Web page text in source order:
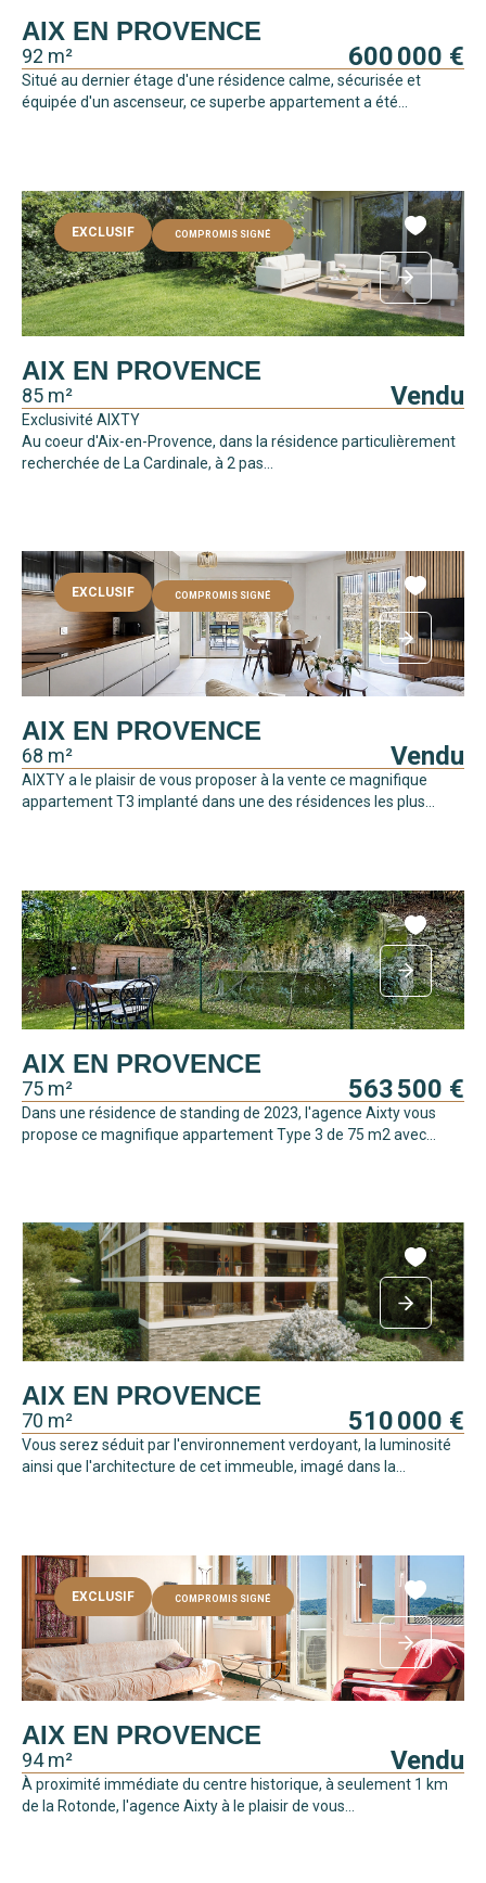
AIX EN PROVENCE
92 m² 600 000 €
Situé au dernier étage d'une résidence calme, sécurisée et
équipée d'un ascenseur, ce superbe appartement a été...
EXCLUSIF COMPROMIS SIGNÉ
AIX EN PROVENCE
85 m² Vendu
Exclusivité AIXTY
Au coeur d'Aix-en-Provence, dans la résidence particulièrement
recherchée de La Cardinale, à 2 pas...
EXCLUSIF COMPROMIS SIGNÉ
AIX EN PROVENCE
68 m² Vendu
AIXTY a le plaisir de vous proposer à la vente ce magnifique
appartement T3 implanté dans une des résidences les plus...
AIX EN PROVENCE
75 m² 563 500 €
Dans une résidence de standing de 2023, l'agence Aixty vous
propose ce magnifique appartement Type 3 de 75 m2 avec...
AIX EN PROVENCE
70 m² 510 000 €
Vous serez séduit par l'environnement verdoyant, la luminosité
ainsi que l'architecture de cet immeuble, imagé dans la...
EXCLUSIF COMPROMIS SIGNÉ
AIX EN PROVENCE
94 m² Vendu
À proximité immédiate du centre historique, à seulement 1 km
de la Rotonde, l'agence Aixty à le plaisir de vous...